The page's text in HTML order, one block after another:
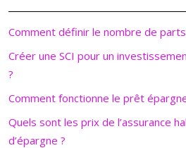
Comment définir le nombre de parts
Créer une SCI pour un
?
Comment fonctionne le prêt
Quels sont les prix de l’assurance
d’épargne ?